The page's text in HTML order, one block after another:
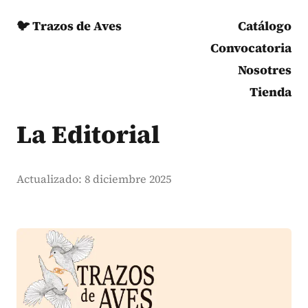
🐦 Trazos de Aves
Catálogo
Convocatoria
Nosotres
Tienda
La Editorial
Actualizado: 8 diciembre 2025